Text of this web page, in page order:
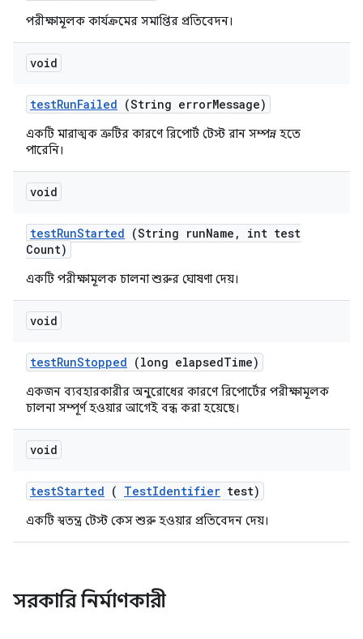
পরীক্ষামূলক কার্যক্রমের সমাপ্তির প্রতিবেদন।
void
testRunFailed (String errorMessage)
একটি মারাত্মক ত্রুটির কারণে রিপোর্ট টেস্ট রান সম্পন্ন হতে
পারেনি।
void
testRunStarted (String runName ,
int test
Count)
একটি পরীক্ষামূলক চালনা শুরুর ঘোষণা দেয়।
void
testRunStopped (long elapsedTime)
একজন ব্যবহারকারীর অনুরোধের কারণে রিপোর্টের পরীক্ষামূলক
চালনা সম্পূর্ণ হওয়ার আগেই বন্ধ করা হয়েছে।
void
testStarted ( TestIdentifier test)
একটি স্বতন্ত্র টেস্ট কেস শুরু হওয়ার প্রতিবেদন দেয়।
সরকারি নির্মাণকারী